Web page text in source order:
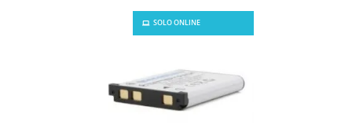
SOLO ONLINE